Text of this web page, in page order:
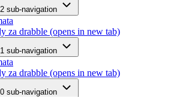
sub-navigation
za drabble (opens in new tab)
sub-navigation
za drabble (opens in new tab)
sub-navigation